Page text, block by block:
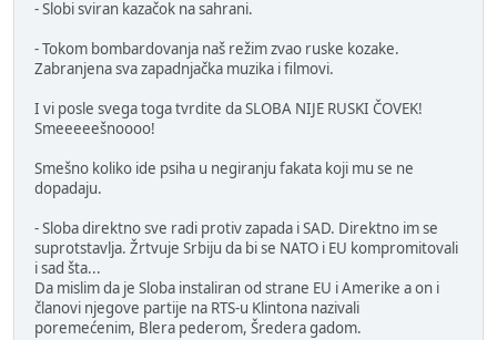
- Slobi sviran kazačok na sahrani.
- Tokom bombardovanja naš režim zvao ruske kozake.
Zabranjena sva zapadnjačka muzika i filmovi.
I vi posle svega toga tvrdite da SLOBA NIJE RUSKI ČOVEK!
Smeeeeešnoooo!
Smešno koliko ide psiha u negiranju fakata koji mu se ne
dopadaju.
- Sloba direktno sve radi protiv zapada i SAD. Direktno im se
suprotstavlja. Žrtvuje Srbiju da bi se NATO i EU kompromitovali
i sad šta...
Da mislim da je Sloba instaliran od strane EU i Amerike a on i
članovi njegove partije na RTS-u Klintona nazivali
poremećenim, Blera pederom, Šredera gadom.